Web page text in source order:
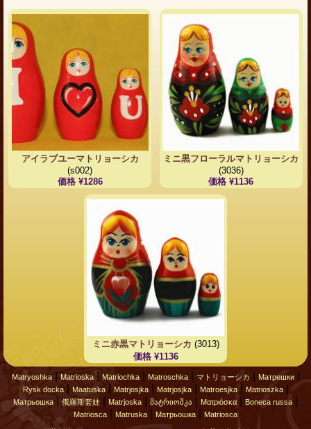
アイラブユーマトリョーシカ
(s002)
価格 ¥1286
ミニ黒フローラルマトリョーシカ
(3036)
価格 ¥1136
ミニ赤黒マトリョーシカ (3013)
価格 ¥1136
Matryoshka| Matrioska| Matriochka| Matroschka| マトリョーシカ Матрешки|
Rysk docka| Maatuska| Matrjosjka| Matrjosjka| Matroesjka| Matrioszka|
Матрьошка 俄羅斯套娃 Matrjoska მატრიოშკა Ματριόσκα Boneca russa
Matriosca Matruska Матрьошка Matriosca